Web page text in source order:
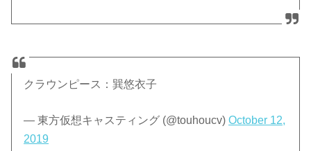
クラウンピース：巽悠衣子
— 東方仮想キャスティング (@touhoucv)October 12,
2019